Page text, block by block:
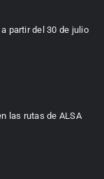
partir del 30 de julio
las rutas de ALSA